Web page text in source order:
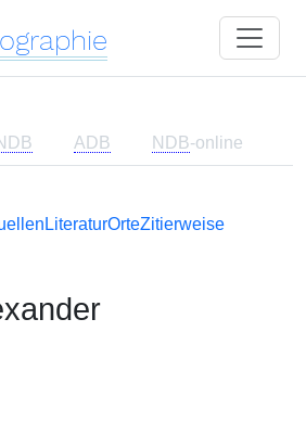
ADB NDB-online
LiteraturOrteZitierweise